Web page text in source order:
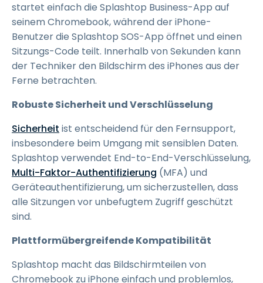
startet einfach die Splashtop Business-App auf
seinem Chromebook, während der iPhone-
Benutzer die Splashtop SOS-App öffnet und einen
Sitzungs-Code teilt. Innerhalb von Sekunden kann
der Techniker den Bildschirm des iPhones aus der
Ferne betrachten.
Robuste Sicherheit und Verschlüsselung
Sicherheit ist entscheidend für den Fernsupport,
insbesondere beim Umgang mit sensiblen Daten.
Splashtop verwendet End-to-End-Verschlüsselung,
Multi-Faktor-Authentifizierung (MFA) und
Geräteauthentifizierung, um sicherzustellen, dass
alle Sitzungen vor unbefugtem Zugriff geschützt
sind.
Plattformübergreifende Kompatibilität
Splashtop macht das Bildschirmteilen von
Chromebook zu iPhone einfach und problemlos,